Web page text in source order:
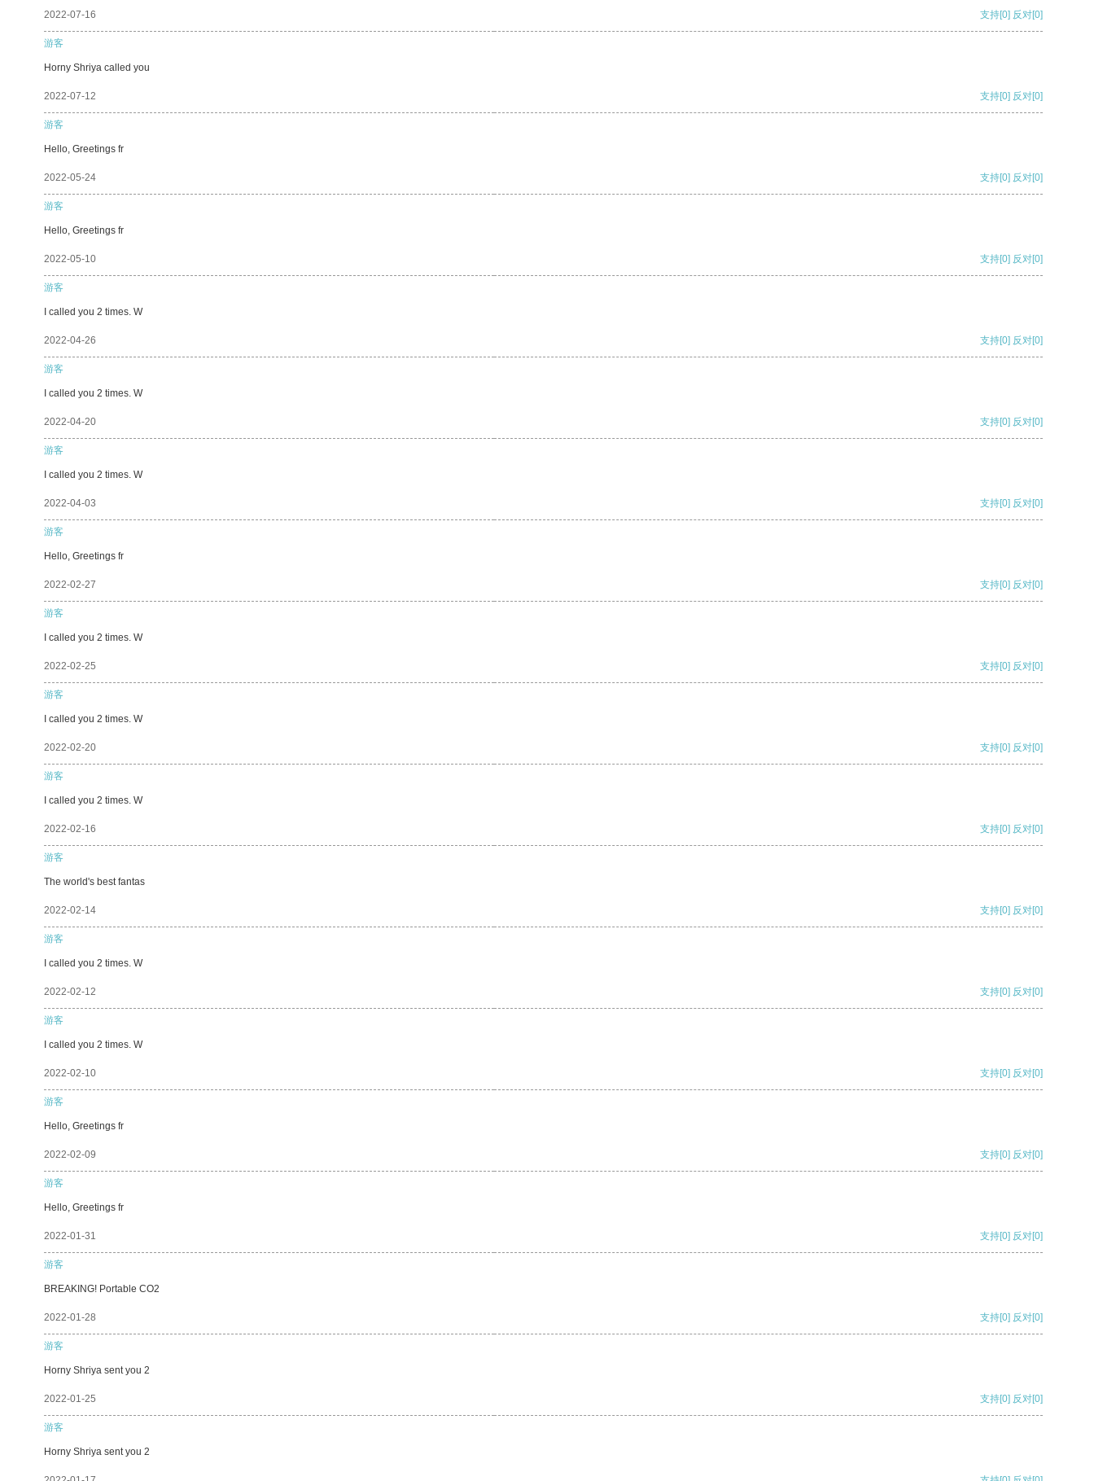
2022-07-16 支持[0] 反对[0]
游客
Horny Shriya called you
2022-07-12 支持[0] 反对[0]
游客
Hello, Greetings fr
2022-05-24 支持[0] 反对[0]
游客
Hello, Greetings fr
2022-05-10 支持[0] 反对[0]
游客
I called you 2 times. W
2022-04-26 支持[0] 反对[0]
游客
I called you 2 times. W
2022-04-20 支持[0] 反对[0]
游客
I called you 2 times. W
2022-04-03 支持[0] 反对[0]
游客
Hello, Greetings fr
2022-02-27 支持[0] 反对[0]
游客
I called you 2 times. W
2022-02-25 支持[0] 反对[0]
游客
I called you 2 times. W
2022-02-20 支持[0] 反对[0]
游客
I called you 2 times. W
2022-02-16 支持[0] 反对[0]
游客
The world's best fantas
2022-02-14 支持[0] 反对[0]
游客
I called you 2 times. W
2022-02-12 支持[0] 反对[0]
游客
I called you 2 times. W
2022-02-10 支持[0] 反对[0]
游客
Hello, Greetings fr
2022-02-09 支持[0] 反对[0]
游客
Hello, Greetings fr
2022-01-31 支持[0] 反对[0]
游客
BREAKING! Portable CO2
2022-01-28 支持[0] 反对[0]
游客
Horny Shriya sent you 2
2022-01-25 支持[0] 反对[0]
游客
Horny Shriya sent you 2